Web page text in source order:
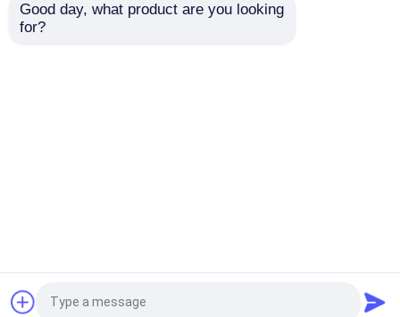
গৃহস্থালি গ্লাসওয়্যার
উচ্চ মানের ফ্যান্সি 12oz গোলাকার
Idea Technology Imp & Exp Co., Ltd.. All Rights
Good day, what product are you looking
for?